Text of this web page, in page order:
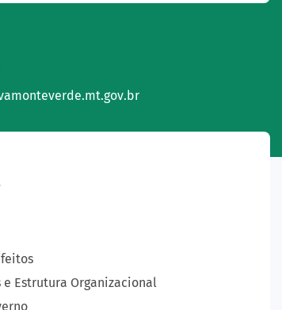
e Estrutura Organizacional